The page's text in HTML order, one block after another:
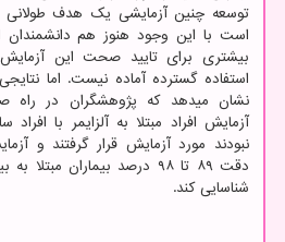
توسعه چنین آزمایشی یک هدف طولانی
است با این وجود هنوز هم دانشمندان
بیشتری برای تایید صحت این
استفاده گسترده آماده نیست. اما
نشان میدهد که پژوهشگران در راه
آزمایش افراد مبتلا به آلزایمر با
نبودند مورد آزمایش قرار گرفتند و
دقت ۸۹ تا ۹۸ درصد بیماران
شناسایی کند.